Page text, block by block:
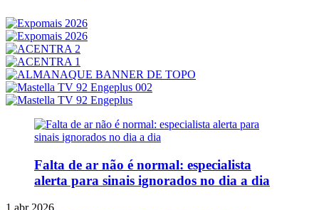
Falta de ar não é normal: especialista
alerta para sinais ignorados no dia a dia